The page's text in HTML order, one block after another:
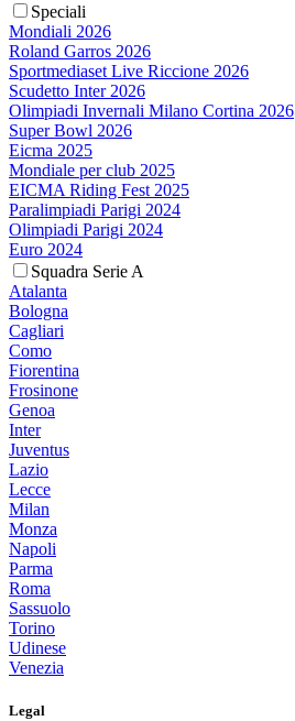
Speciali
Mondiali 2026
Roland Garros 2026
Sportmediaset Live Riccione 2026
Scudetto Inter 2026
Olimpiadi Invernali Milano Cortina 2026
Super Bowl 2026
Eicma 2025
Mondiale per club 2025
EICMA Riding Fest 2025
Paralimpiadi Parigi 2024
Olimpiadi Parigi 2024
Euro 2024
Squadra Serie A
Atalanta
Bologna
Cagliari
Como
Fiorentina
Frosinone
Genoa
Inter
Juventus
Lazio
Lecce
Milan
Monza
Napoli
Parma
Roma
Sassuolo
Torino
Udinese
Venezia
Legal